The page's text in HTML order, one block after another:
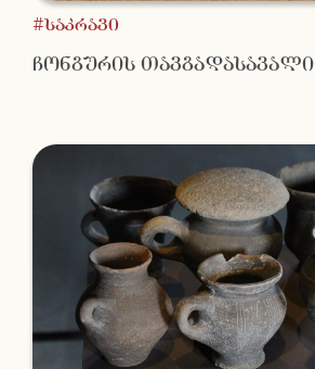
#საკრავი
ჩონგურის თავგადასავალი